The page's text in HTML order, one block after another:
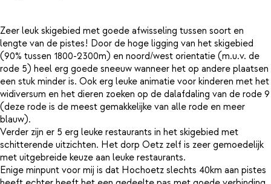
Zeer leuk skigebied met goede afwisseling tussen soort en
lengte van de pistes! Door de hoge ligging van het skigebied
(90% tussen 1800-2300m) en noord/west orientatie (m.u.v. de
rode 5) heel erg goede sneeuw wanneer het op andere plaatsen
een stuk minder is. Ook erg leuke animatie voor kinderen met het
widiversum en het dieren zoeken op de dalafdaling van de rode 9
(deze rode is de meest gemakkelijke van alle rode en meer
blauw).
Verder zijn er 5 erg leuke restaurants in het skigebied met
schitterende uitzichten. Het dorp Oetz zelf is zeer gemoedelijk
met uitgebreide keuze aan leuke restaurants.
Enige minpunt voor mij is dat Hochoetz slechts 40km aan pistes